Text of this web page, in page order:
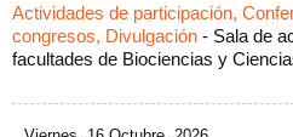
Actividades de participación,
congresos, Divulgación - Sala de
facultades de Biociencias y